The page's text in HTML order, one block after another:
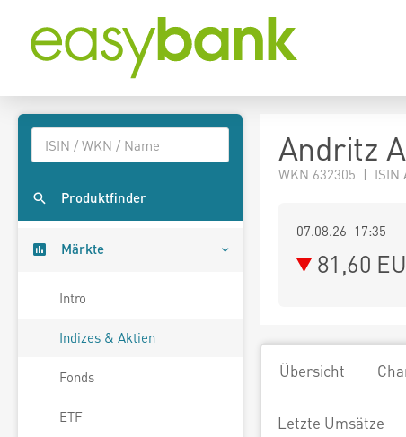
Produktfinder
Märkte
Intro
Indizes & Aktien
Fonds
ETF
Andritz
WKN 632305 | ISIN
07.08.26 17:35
81,60
Übersicht
Letzte Umsätze